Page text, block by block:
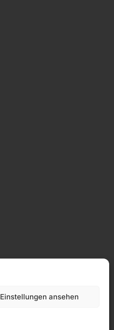
Einstellungen ansehen